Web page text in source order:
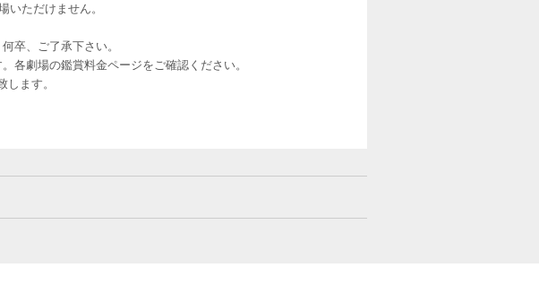
いただけません。
卒、ご了承下さい。
各劇場の鑑賞料金ページをご確認ください。
ます。